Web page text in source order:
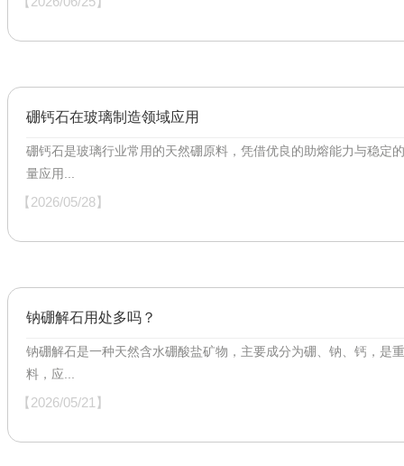
硼钙石在玻璃制造领域应用
硼钙石是玻璃行业常用的天然硼原料，凭借优良的助熔能力与稳定
量应用...
【2026/05/28】
钠硼解石用处多吗？
钠硼解石是一种天然含水硼酸盐矿物，主要成分为硼、钠、钙，是
料，应...
【2026/05/21】